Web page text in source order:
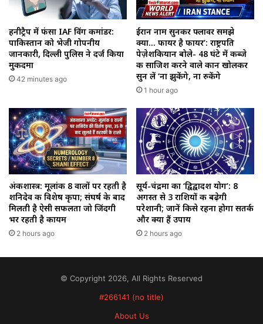
हनीट्रैप में फंसा IAF विंग कमांडर:
पाकिस्तान को भेजी गोपनीय
जानकारी, दिल्ली पुलिस ने दर्ज किया
मुकदमा
42 minutes ago
ईरान नाम सुनकर फ्लावर समझे
क्या… फायर है फायर’: राष्ट्रपति
पेज़ेशकियान बोले- 48 घंटे में कब्जे
की साजिश करने वाले कान खोलकर
सुन लें ‘ना झुकेंगे, ना रुकेंगे
1 hour ago
अंकशास्त्र: मूलांक 8 वालों पर रहती है
शनिदेव की विशेष कृपा; संघर्ष के बाद
मिलती है ऐसी सफलता जो जिंदगी
भर रहती है कायम
2 hours ago
सूर्य-चंद्रमा का ‘द्विद्वादश योग’: 8
अगस्त से 3 राशियों की बढ़ेगी
परेशानी; जानें किसे रहना होगा सतर्क
और क्या हैं उपाय
2 hours ago
© Copyright 2026, All Rights Reserved
#266141 (no title)
About Us